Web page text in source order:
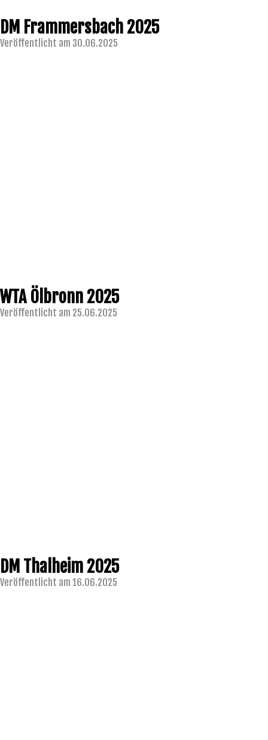
DM Frammersbach 2025
Veröffentlicht am 30.06.2025
WTA Ölbronn 2025
Veröffentlicht am 25.06.2025
DM Thalheim 2025
Veröffentlicht am 16.06.2025